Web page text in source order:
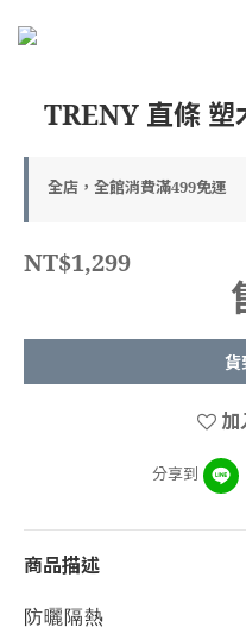
TRENY 直條
全店，全館消費滿499免運
NT$1,299
貨
加
分享到
商品描述
防曬隔熱